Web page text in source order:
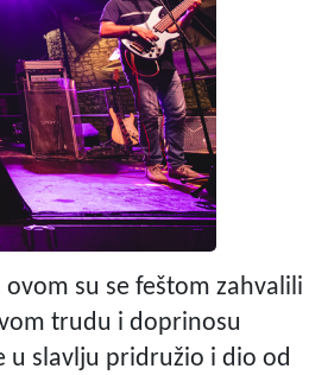
su se feštom zahvalili
trudu i doprinosu
u slavlju pridružio i dio od